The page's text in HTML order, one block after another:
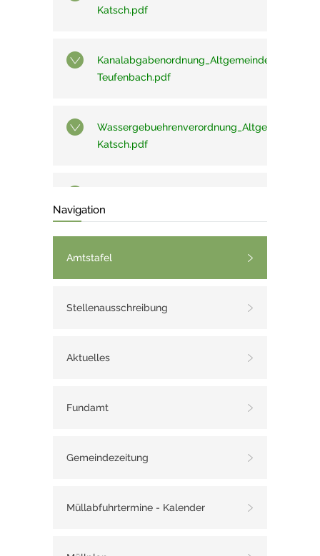
Katsch.pdf
Kanalabgabenordnung_Altgemeinde
Teufenbach.pdf
Katsch.pdf
Teufenbach.pdf
Verordnung Straßenkonzept NEU
Frojach-Katsch.pdf
_L513.pdf
Gemeindestrasse_Lessach.pdf
Navigation
Amtstafel
Stellenausschreibung
Aktuelles
Fundamt
Gemeindezeitung
Müllabfuhrtermine - Kalender